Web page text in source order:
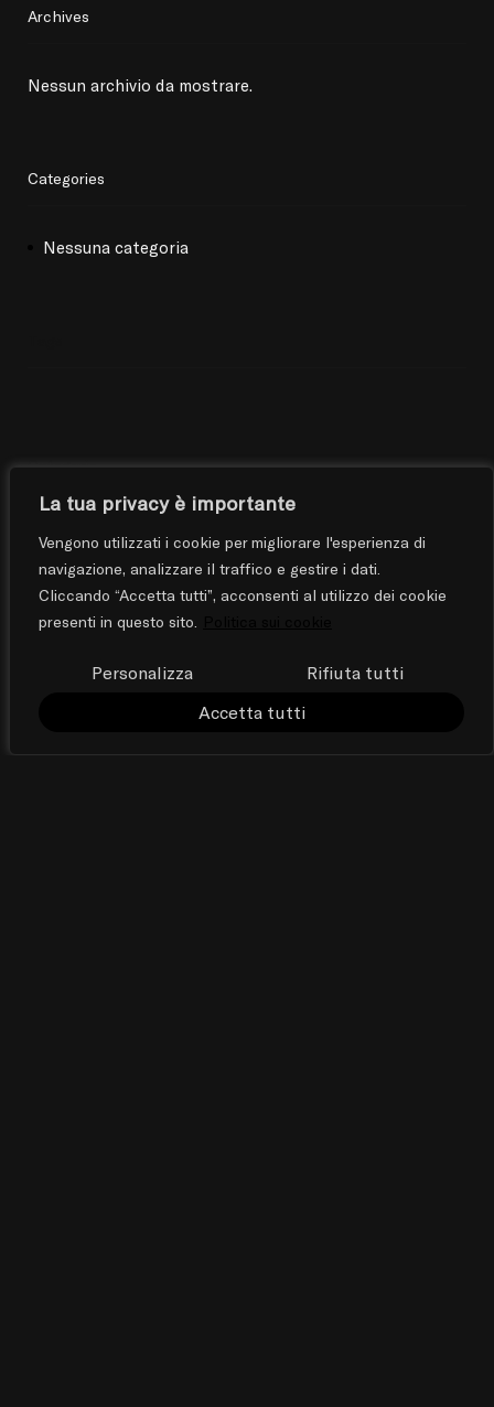
La tua privacy è importante
Vengono utilizzati i cookie per migliorare l'esperienza di
navigazione, analizzare il traffico e gestire i dati.
Cliccando “Accetta tutti”, acconsenti al utilizzo dei cookie
presenti in questo sito.
Personalizza
Rifiuta tutti
Accetta tutti
Archives
Nessun archivio da mostrare.
Categories
Nessuna categoria
Categorie
Social Media